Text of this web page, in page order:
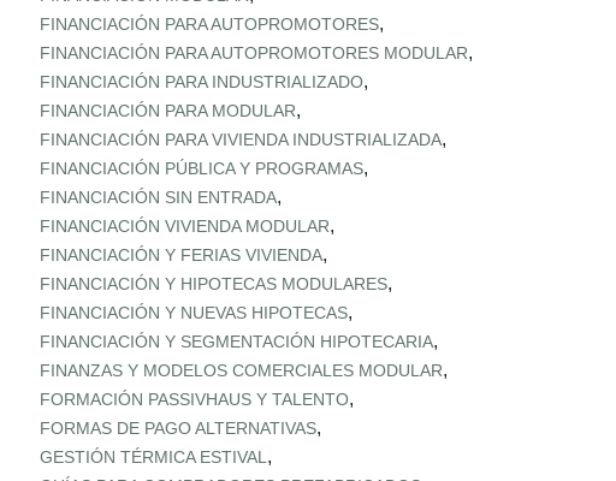
FINANCIACIÓN PARA AUTOPROMOTORES,
FINANCIACIÓN PARA AUTOPROMOTORES MODULAR,
FINANCIACIÓN PARA INDUSTRIALIZADO,
FINANCIACIÓN PARA MODULAR,
FINANCIACIÓN PARA VIVIENDA INDUSTRIALIZADA,
FINANCIACIÓN PÚBLICA Y PROGRAMAS,
FINANCIACIÓN SIN ENTRADA,
FINANCIACIÓN VIVIENDA MODULAR,
FINANCIACIÓN Y FERIAS VIVIENDA,
FINANCIACIÓN Y HIPOTECAS MODULARES,
FINANCIACIÓN Y NUEVAS HIPOTECAS,
FINANCIACIÓN Y SEGMENTACIÓN HIPOTECARIA,
FINANZAS Y MODELOS COMERCIALES MODULAR,
FORMACIÓN PASSIVHAUS Y TALENTO,
FORMAS DE PAGO ALTERNATIVAS,
GESTIÓN TÉRMICA ESTIVAL ,